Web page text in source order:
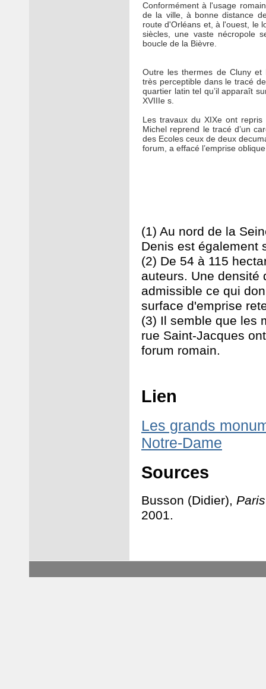
Conformément à l'usage
de la ville, à bonne distance
route d'Orléans et, à l'ouest, le
siècles, une vaste nécropole
boucle de la Bièvre.
Outre les thermes de Cluny et
très perceptible dans le tracé
quartier latin tel qu’il apparaît
XVIIIe s.
Les travaux du XIXe ont
Michel reprend le tracé d’un
des Ecoles ceux de deux
forum, a effacé l’emprise
(1) Au nord de la
Denis est également
(2) De 54 à 115
auteurs. Une densité
admissible ce qui
surface d'emprise
(3) Il semble que les
rue Saint-Jacques
forum romain.
Lien
Les grands
Notre-Dame
Sources
Busson (Didier),
2001.